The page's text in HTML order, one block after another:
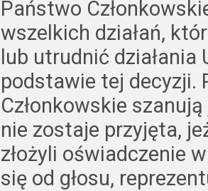
Państwo
wszelkich działań,
lub utrudnić działania
podstawie tej decyzji.
Członkowskie
nie zostaje przyjęta,
złożyli oświadczenie
się od głosu,